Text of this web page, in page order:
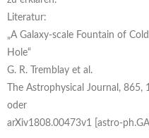
Literatur:
„A Galaxy-scale Fountain of
Hole“
G. R. Tremblay et al.
The Astrophysical Journal, 865,
oder
arXiv1808.00473v1 [astro-